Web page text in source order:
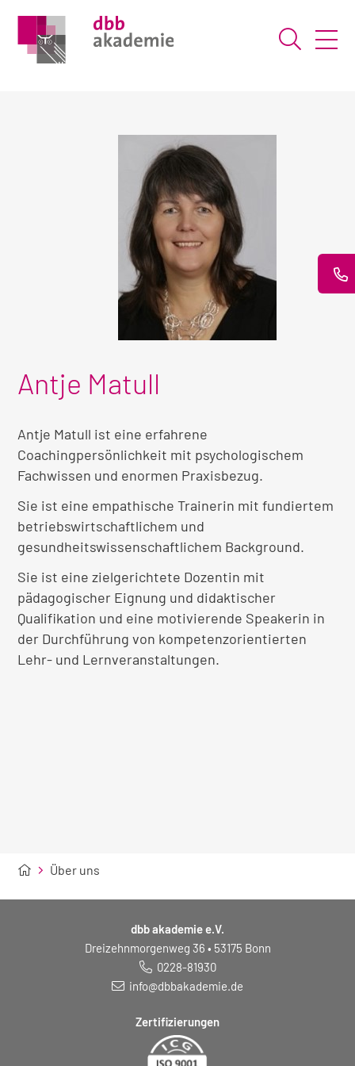
Suche
Antje Matull
Antje Matull ist eine erfahrene
Coachingpersönlichkeit mit psychologischem
Fachwissen und enormen Praxisbezug.
Sie ist eine empathische Trainerin mit fundiertem
betriebswirtschaftlichem und
gesundheitswissenschaftlichem Background.
Sie ist eine zielgerichtete Dozentin mit
pädagogischer Eignung und didaktischer
Qualifikation und eine motivierende Speakerin in
der Durchführung von kompetenzorientierten
Lehr- und Lernveranstaltungen.
Über uns
dbb akademie e.V.
Dreizehnmorgenweg 36 • 53175 Bonn
0228-81930
info@dbbakademie.de
Zertifizierungen